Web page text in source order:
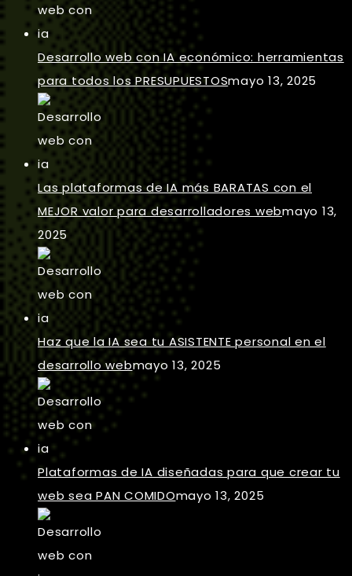
Desarrollo web con IA económico: herramientas
para todos los PRESUPUESTOSmayo 13, 2025
Las plataformas de IA más BARATAS con el
MEJOR valor para desarrolladores webmayo 13,
2025
Haz que la IA sea tu ASISTENTE personal en el
desarrollo webmayo 13, 2025
Plataformas de IA diseñadas para que crear tu
web sea PAN COMIDOmayo 13, 2025